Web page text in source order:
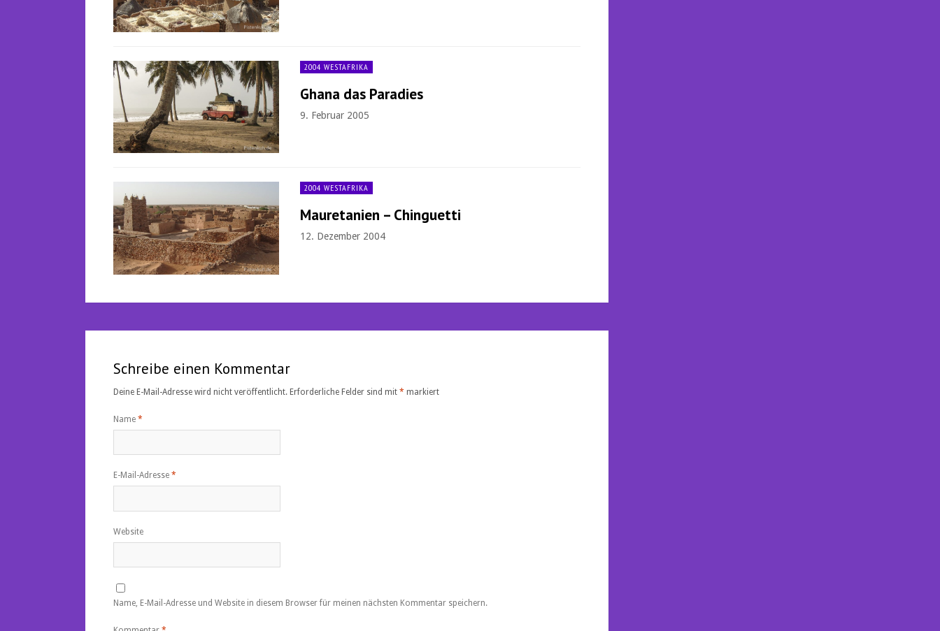
2004 WESTAFRIKA
Ghana das Paradies
9. Februar 2005
2004 WESTAFRIKA
Mauretanien – Chinguetti
12. Dezember 2004
Schreibe einen Kommentar
Deine E-Mail-Adresse wird nicht veröffentlicht. Erforderliche Felder sind mit * markiert
Name *
E-Mail-Adresse *
Website
Name, E-Mail-Adresse und Website in diesem Browser für meinen nächsten Kommentar speichern.